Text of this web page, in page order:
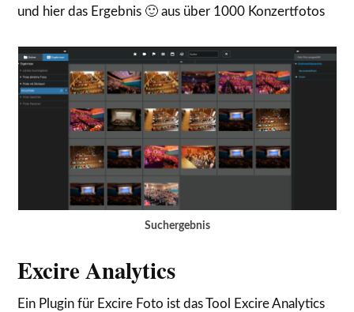
und hier das Ergebnis 🙂 aus über 1000 Konzertfotos
Suchergebnis
Excire Analytics
Ein Plugin für Excire Foto ist das Tool Excire Analytics